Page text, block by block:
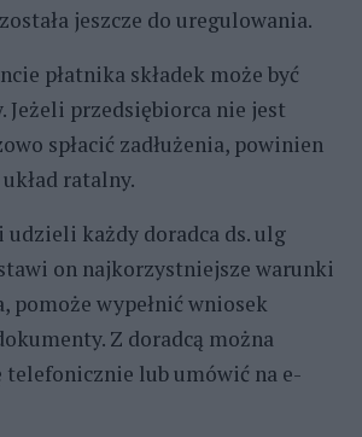
jeszcze do uregulowania.
płatnika składek może być
Jeżeli przedsiębiorca nie jest
spłacić zadłużenia, powinien
ratalny.
każdy doradca ds. ulg
on najkorzystniejsze warunki
pomoże wypełnić wniosek
Z doradcą można
telefonicznie lub umówić na e-